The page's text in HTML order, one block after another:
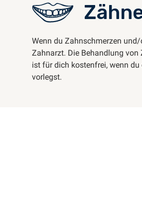
Wenn du Zahnschmerzen
Zahnarzt. Die Behandlung
ist für dich kostenfrei, wenn du
vorlegst.